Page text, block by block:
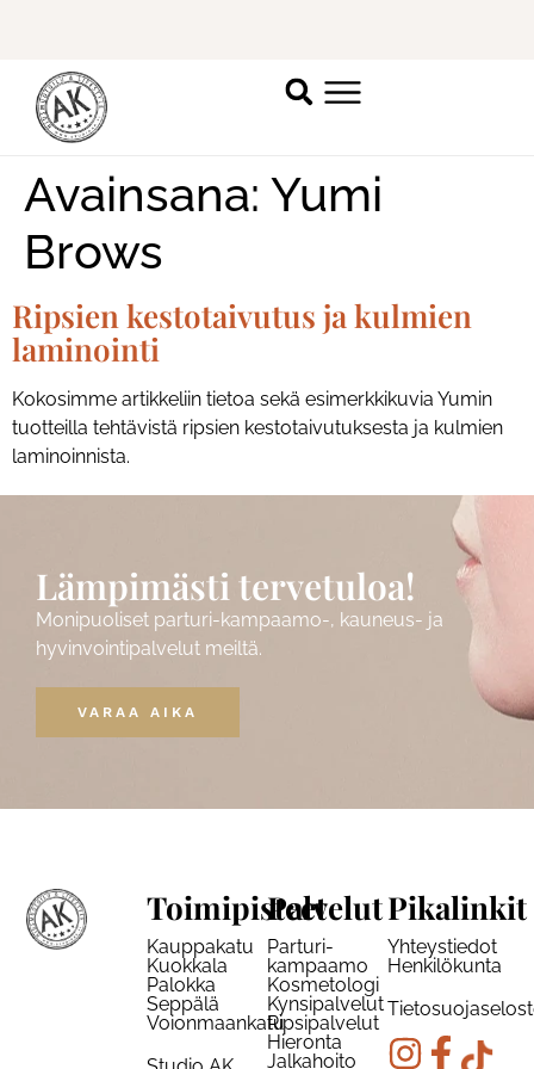
Avainsana: Yumi
Brows
Ripsien kestotaivutus ja kulmien
laminointi
Kokosimme artikkeliin tietoa sekä esimerkkikuvia Yumin
tuotteilla tehtävistä ripsien kestotaivutuksesta ja kulmien
laminoinnista.
Lämpimästi tervetuloa!
Monipuoliset parturi-kampaamo-, kauneus- ja
hyvinvointipalvelut meiltä.
VARAA AIKA
Toimipisteet
Kauppakatu
Kuokkala
Palokka
Seppälä
Voionmaankatu
Palvelut
Parturi-
kampaamo
Kosmetologi
Kynsipalvelut
Ripsipalvelut
Hieronta
Jalkahoito
Pikalinkit
Yhteystiedot
Henkilökunta